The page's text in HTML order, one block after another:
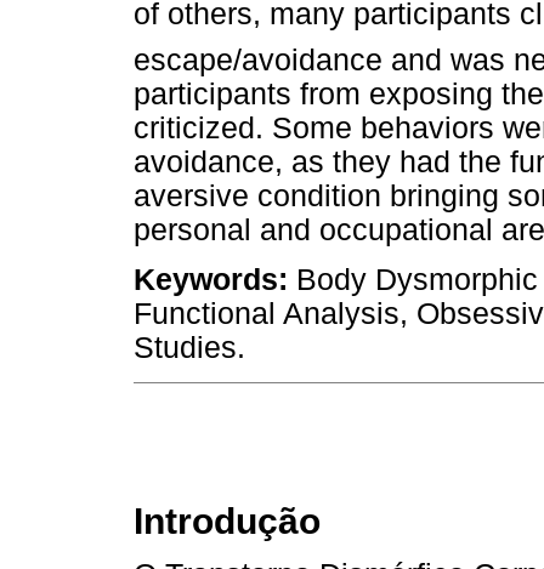
of others, many participants
escape/avoidance and was
participants from exposing
criticized. Some behaviors
avoidance, as they had the
aversive condition bringing
personal and occupational
Keywords: Body
Functional Analysis,
Studies.
Introdução